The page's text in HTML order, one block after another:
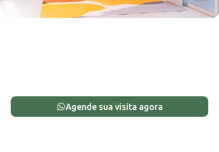
Agende sua visita agora